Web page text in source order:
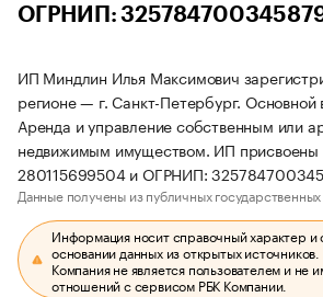
ОГРНИП:
ИП Миндлин Илья Максимович
регионе — г. Санкт-Петербург. Основной
Аренда и управление собственным или
недвижимым имуществом. ИП присвоены
280115699504 и ОГРНИП:
Данные получены из публичных государственных
Информация носит справочный характер и
основании данных из открытых источников.
Компания не является пользователем и не
отношений с сервисом РБК Компании.